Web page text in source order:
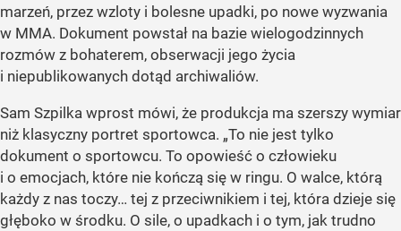
marzeń, przez wzloty i bolesne upadki, po nowe wyzwania
w MMA. Dokument powstał na bazie wielogodzinnych
rozmów z bohaterem, obserwacji jego życia
i niepublikowanych dotąd archiwaliów.
Sam Szpilka wprost mówi, że produkcja ma szerszy wymiar
niż klasyczny portret sportowca. „To nie jest tylko
dokument o sportowcu. To opowieść o człowieku
i o emocjach, które nie kończą się w ringu. O walce, którą
każdy z nas toczy… tej z przeciwnikiem i tej, która dzieje się
głęboko w środku. O sile, o upadkach i o tym, jak trudno